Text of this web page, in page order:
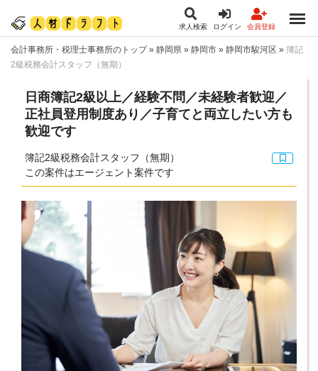
求人検索 ログイン 会員登録
会計事務所・税理士事務所のトップ» 静岡県 » 静岡市 » 静岡市駿河区 » 簿記
2級税務会計スタッフ（無期）
日商簿記2級以上／経験不問／未経験者歓迎／
正社員登用制度あり／子育てと両立したい方も
歓迎です
簿記2級税務会計スタッフ（無期）
この案件はエージェント案件です